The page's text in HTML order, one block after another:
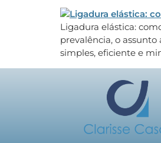
Ligadura elástica:
prevalência, o
simples, eficiente e